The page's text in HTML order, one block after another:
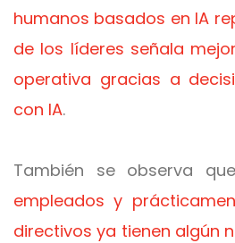
humanos basados en IA
de los líderes señala
operativa gracias a
con IA.
También se observa
empleados y
directivos ya tienen algún